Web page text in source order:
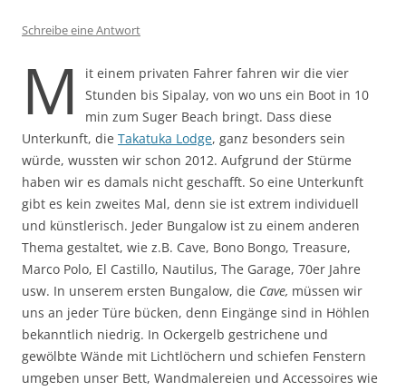
Schreibe eine Antwort
M
it einem privaten Fahrer fahren wir die vier
Stunden bis Sipalay, von wo uns ein Boot in 10
min zum Suger Beach bringt. Dass diese
Unterkunft, die Takatuka Lodge, ganz besonders sein
würde, wussten wir schon 2012. Aufgrund der Stürme
haben wir es damals nicht geschafft. So eine Unterkunft
gibt es kein zweites Mal, denn sie ist extrem individuell
und künstlerisch. Jeder Bungalow ist zu einem anderen
Thema gestaltet, wie z.B. Cave, Bono Bongo, Treasure,
Marco Polo, El Castillo, Nautilus, The Garage, 70er Jahre
usw. In unserem ersten Bungalow, die Cave, müssen wir
uns an jeder Türe bücken, denn Eingänge sind in Höhlen
bekanntlich niedrig. In Ockergelb gestrichene und
gewölbte Wände mit Lichtlöchern und schiefen Fenstern
umgeben unser Bett, Wandmalereien und Accessoires wie